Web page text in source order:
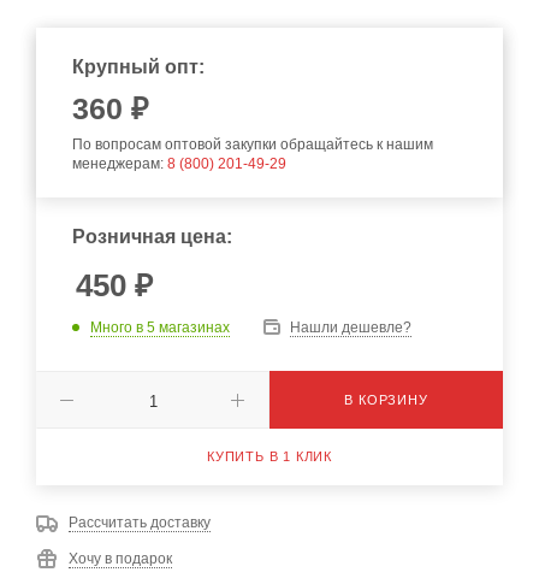
Крупный опт:
360 ₽
По вопросам оптовой закупки обращайтесь к нашим
менеджерам: 8 (800) 201-49-29
Розничная цена:
450 ₽
Много в 5 магазинах Нашли дешевле?
В КОРЗИНУ
КУПИТЬ В 1 КЛИК
Рассчитать доставку
Хочу в подарок